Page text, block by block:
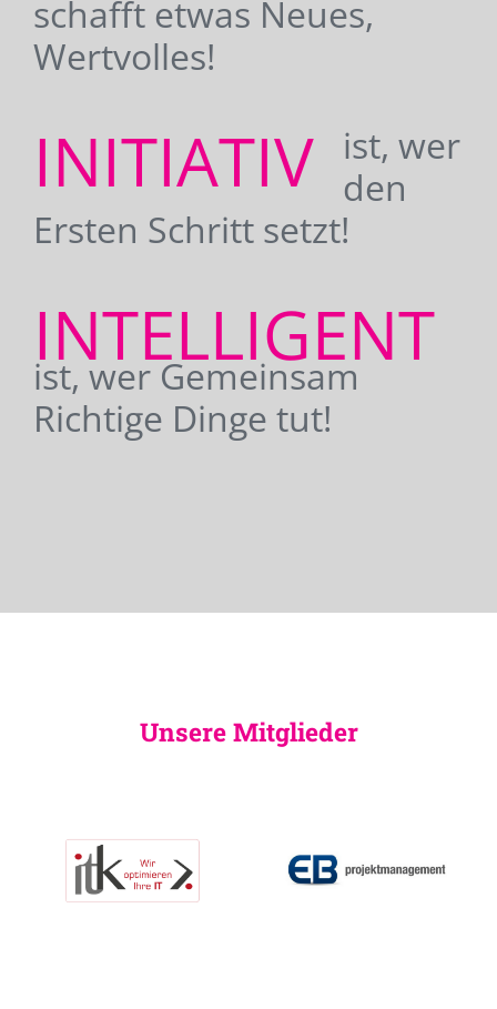
schafft etwas Neues,
Wertvolles!
INITIATIV
ist, wer
den
Ersten Schritt setzt!
INTELLIGENT
ist, wer Gemeinsam
Richtige Dinge tut!
Unsere Mitglieder